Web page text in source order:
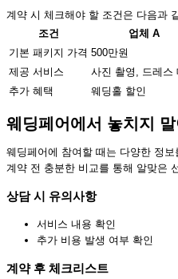
계약 시 체크해야 할 조건은 다음과
조건
업체 A
기본 패키지 가격 500만원
제공 서비스
사진 촬영, 드레스
추가 혜택
웨딩홀 할인
웨딩페어에서 놓치지
웨딩페어에 참여할 때는 다양한 정
계약 전 충분한 비교를 통해 알맞은
상담 시 유의사항
서비스 내용 확인
추가 비용 발생 여부 확인
계약 후 체크리스트